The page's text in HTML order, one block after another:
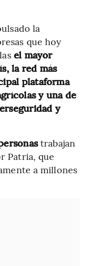
la
que hoy
el mayor
la red más
plataforma
y una de
y
trabajan
Patria, que
a millones